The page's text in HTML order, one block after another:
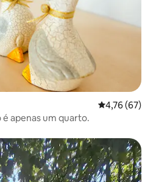
4,76 de uma
4,76 (67)
apenas um quarto.